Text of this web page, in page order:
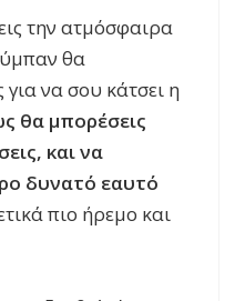
την ατμόσφαιρα
θα
για να σου κάτσει η
θα μπορέσεις
και να
δυνατό εαυτό
πιο ήρεμο και